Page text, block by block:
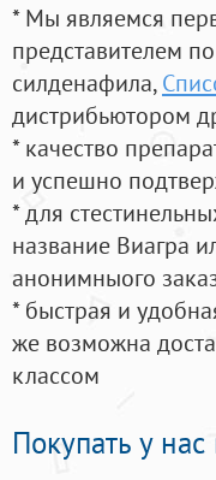
* Мы являемся
представителем
силденафила,
дистрибьютором
* качество
и успешно
* для
название Виагра
анонимныого
* быстрая и
же возможна
классом
Покупать у